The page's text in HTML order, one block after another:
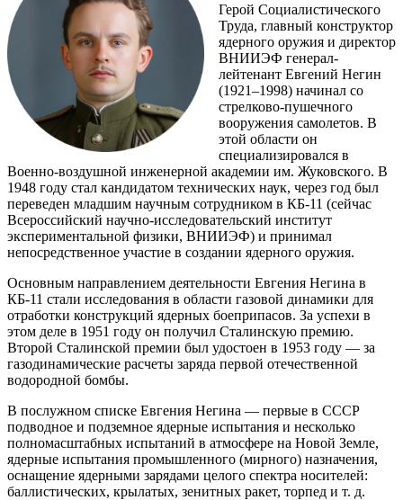
Герой Социалистического
Труда, главный конструктор
ядерного оружия и директор
ВНИИЭФ генерал-
лейтенант Евгений Негин
(1921–1998) начинал со
стрелково-пушечного
вооружения самолетов. В
этой области он
специализировался в
Военно-воздушной инженерной академии им. Жуковского. В
1948 году стал кандидатом технических наук, через год был
переведен младшим научным сотрудником в КБ-11 (сейчас
Всероссийский научно-исследовательский институт
экспериментальной физики, ВНИИЭФ) и принимал
непосредственное участие в создании ядерного оружия.
Основным направлением деятельности Евгения Негина в
КБ‑11 стали исследования в области газовой динамики для
отработки конструкций ядерных боеприпасов. За успехи в
этом деле в 1951 году он получил Сталинскую премию.
Второй Сталинской премии был удостоен в 1953 году — ​за
газодинамические расчеты заряда первой отечественной
водородной бомбы.
В послужном списке Евгения Негина — первые в СССР
подводное и подземное ядерные испытания и несколько
полномасштабных испытаний в атмосфере на Новой Земле,
ядерные испытания промышленного (мирного) назначения,
оснащение ядерными зарядами целого спектра носителей:
баллистических, крылатых, зенитных ракет, торпед и т. д.